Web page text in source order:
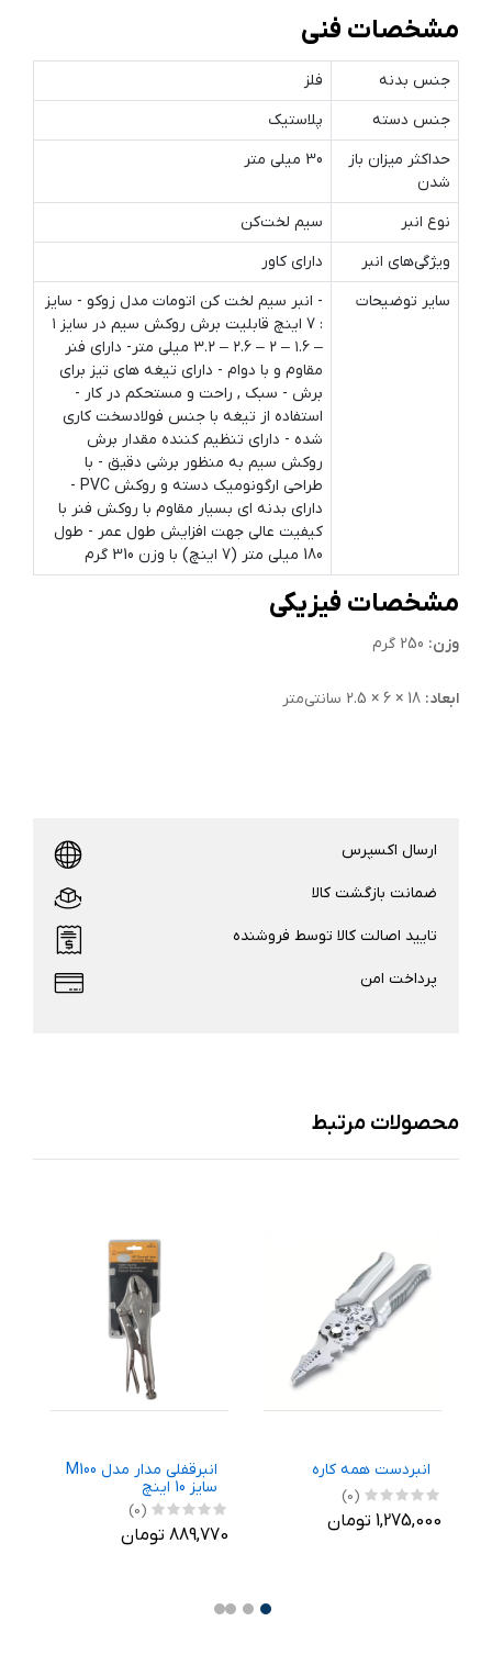
مشخصات فنی
جنس بدنه
فلز
جنس دسته
پلاستیک
حداکثر میزان باز
شدن
30 میلی متر
نوع انبر
سیم لخت‌کن
ویژگی‌های انبر
دارای کاور
سایر توضیحات
- انبر سیم لخت کن اتومات مدل زوکو - سایز
: 7 اینچ قابلیت برش روکش سیم در سایز ۱
– ۱.۶ – ۲ – ۲.۶ – ۳.۲ میلی متر- دارای فنر
مقاوم و با دوام - دارای تیغه های تیز برای
برش - سبک , راحت و مستحکم در کار -
استفاده از تیغه با جنس فولادسخت کاری
شده - دارای تنظیم کننده مقدار برش
روکش سیم به منظور برشی دقیق - با
طراحی ارگونومیک دسته و روکش PVC -
دارای بدنه ای بسیار مقاوم با روکش فنر با
کیفیت عالی جهت افزایش طول عمر - طول
180 میلی متر (7 اینچ) با وزن 310 گرم
مشخصات فیزیکی
وزن:
ابعاد:
ارسال اکسپرس
ضمانت بازگشت کالا
تایید اصالت کالا توسط فروشنده
پرداخت امن
محصولات مرتبط
انبردست همه کاره
(0)
1,275,000 تومان
انبرقفلی مدار مدل M100
سایز 10 اینچ
(0)
889,770 تومان